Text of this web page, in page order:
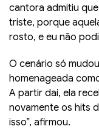
cantora admitiu
triste, porque
rosto, e eu não
O cenário só
homenageada
A partir daí, ela
novamente os hits
isso”, afirmou.